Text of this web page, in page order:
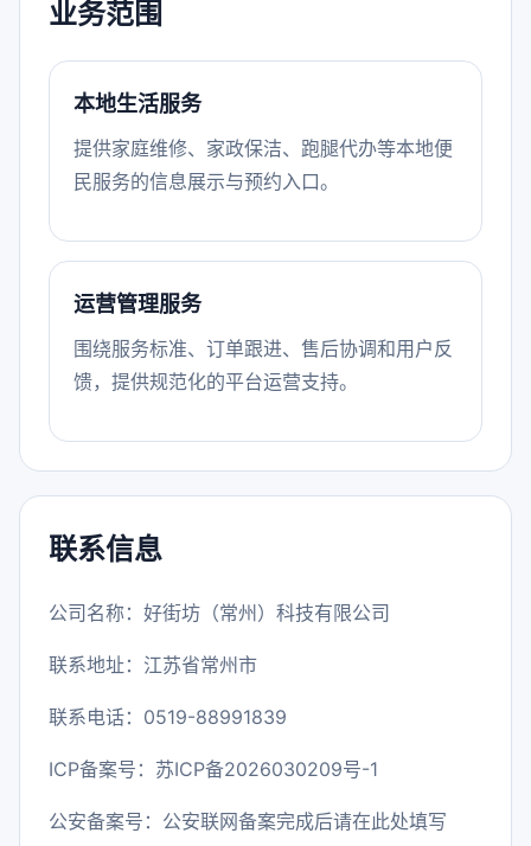
业务范围
本地生活服务
提供家庭维修、家政保洁、跑腿代办等本地便
民服务的信息展示与预约入口。
运营管理服务
围绕服务标准、订单跟进、售后协调和用户反
馈，提供规范化的平台运营支持。
联系信息
公司名称：好街坊（常州）科技有限公司
联系地址：江苏省常州市
联系电话：0519-88991839
ICP备案号： 苏ICP备2026030209号-1
公安备案号：公安联网备案完成后请在此处填写